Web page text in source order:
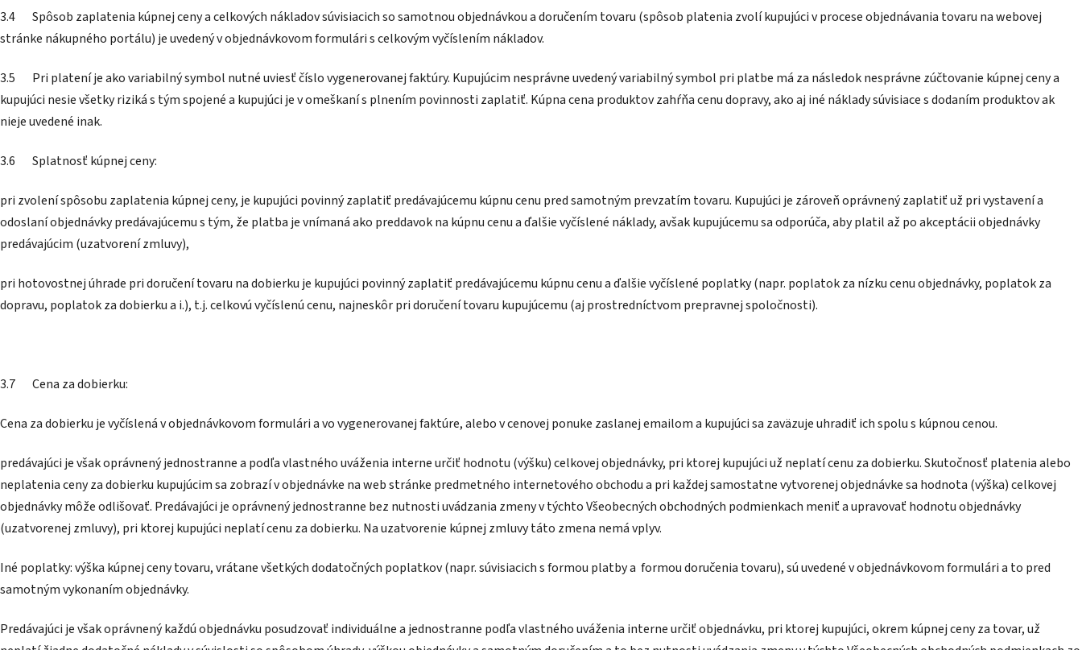
3.4 Spôsob zaplatenia kúpnej ceny a celkových nákladov súvisiacich so samotnou objednávkou a doručením tovaru (spôsob platenia zvolí kupujúci v procese objednávania tovaru na webovej
stránke nákupného portálu) je uvedený v objednávkovom formulári s celkovým vyčíslením nákladov.
3.5 Pri platení je ako variabilný symbol nutné uviesť číslo vygenerovanej faktúry. Kupujúcim nesprávne uvedený variabilný symbol pri platbe má za následok nesprávne zúčtovanie kúpnej ceny a
kupujúci nesie všetky riziká s tým spojené a kupujúci je v omeškaní s plnením povinnosti zaplatiť. Kúpna cena produktov zahŕňa cenu dopravy, ako aj iné náklady súvisiace s dodaním produktov ak
nieje uvedené inak.
3.6 Splatnosť kúpnej ceny:
pri zvolení spôsobu zaplatenia kúpnej ceny, je kupujúci povinný zaplatiť predávajúcemu kúpnu cenu pred samotným prevzatím tovaru. Kupujúci je zároveň oprávnený zaplatiť už pri vystavení a
odoslaní objednávky predávajúcemu s tým, že platba je vnímaná ako preddavok na kúpnu cenu a ďalšie vyčíslené náklady, avšak kupujúcemu sa odporúča, aby platil až po akceptácii objednávky
predávajúcim (uzatvorení zmluvy),
pri hotovostnej úhrade pri doručení tovaru na dobierku je kupujúci povinný zaplatiť predávajúcemu kúpnu cenu a ďalšie vyčíslené poplatky (napr. poplatok za nízku cenu objednávky, poplatok za
dopravu, poplatok za dobierku a i.), t.j. celkovú vyčíslenú cenu, najneskôr pri doručení tovaru kupujúcemu (aj prostredníctvom prepravnej spoločnosti).
3.7 Cena za dobierku:
Cena za dobierku je vyčíslená v objednávkovom formulári a vo vygenerovanej faktúre, alebo v cenovej ponuke zaslanej emailom a kupujúci sa zaväzuje uhradiť ich spolu s kúpnou cenou.
predávajúci je však oprávnený jednostranne a podľa vlastného uváženia interne určiť hodnotu (výšku) celkovej objednávky, pri ktorej kupujúci už neplatí cenu za dobierku. Skutočnosť platenia alebo
neplatenia ceny za dobierku kupujúcim sa zobrazí v objednávke na web stránke predmetného internetového obchodu a pri každej samostatne vytvorenej objednávke sa hodnota (výška) celkovej
objednávky môže odlišovať. Predávajúci je oprávnený jednostranne bez nutnosti uvádzania zmeny v týchto Všeobecných obchodných podmienkach meniť a upravovať hodnotu objednávky
(uzatvorenej zmluvy), pri ktorej kupujúci neplatí cenu za dobierku. Na uzatvorenie kúpnej zmluvy táto zmena nemá vplyv.
Iné poplatky: výška kúpnej ceny tovaru, vrátane všetkých dodatočných poplatkov (napr. súvisiacich s formou platby a formou doručenia tovaru), sú uvedené v objednávkovom formulári a to pred
samotným vykonaním objednávky.
Predávajúci je však oprávnený každú objednávku posudzovať individuálne a jednostranne podľa vlastného uváženia interne určiť objednávku, pri ktorej kupujúci, okrem kúpnej ceny za tovar, už